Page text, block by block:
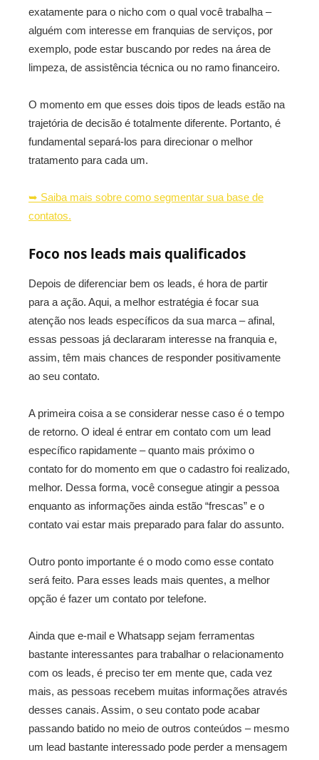
exatamente para o nicho com o qual você trabalha –
alguém com interesse em franquias de serviços, por
exemplo, pode estar buscando por redes na área de
limpeza, de assistência técnica ou no ramo financeiro.
O momento em que esses dois tipos de leads estão na
trajetória de decisão é totalmente diferente. Portanto, é
fundamental separá-los para direcionar o melhor
tratamento para cada um.
➥ Saiba mais sobre como segmentar sua base de
contatos.
Foco nos leads mais qualificados
Depois de diferenciar bem os leads, é hora de partir
para a ação. Aqui, a melhor estratégia é focar sua
atenção nos leads específicos da sua marca – afinal,
essas pessoas já declararam interesse na franquia e,
assim, têm mais chances de responder positivamente
ao seu contato.
A primeira coisa a se considerar nesse caso é o tempo
de retorno. O ideal é entrar em contato com um lead
específico rapidamente – quanto mais próximo o
contato for do momento em que o cadastro foi realizado,
melhor. Dessa forma, você consegue atingir a pessoa
enquanto as informações ainda estão “frescas” e o
contato vai estar mais preparado para falar do assunto.
Outro ponto importante é o modo como esse contato
será feito. Para esses leads mais quentes, a melhor
opção é fazer um contato por telefone.
Ainda que e-mail e Whatsapp sejam ferramentas
bastante interessantes para trabalhar o relacionamento
com os leads, é preciso ter em mente que, cada vez
mais, as pessoas recebem muitas informações através
desses canais. Assim, o seu contato pode acabar
passando batido no meio de outros conteúdos – mesmo
um lead bastante interessado pode perder a mensagem